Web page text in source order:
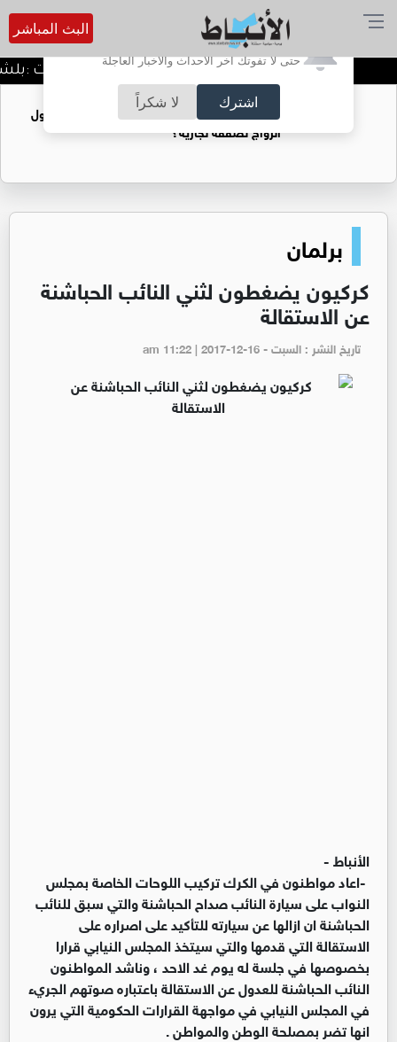
أترغب في تفعيل الإشعارات؟
حتى لا تفوتك آخر الأحداث والأخبار العاجلة
اشترك لا شكراً
البث المباشر
الدميسي لجماهير الوحدات :بلشنا بالمغرفة و
فتيات يستغللنه لتحقيق مكاسب مادية.. هل تحول
الزواج لصفقة تجارية؟
برلمان
كركيون يضغطون لثني النائب الحباشنة
عن الاستقالة
تاريخ النشر : السبت - am 11:22 | 2017-12-16
الأنباط -
-اعاد مواطنون في الكرك تركيب اللوحات الخاصة بمجلس
النواب على سيارة النائب صداح الحباشنة والتي سبق للنائب
الحباشنة ان ازالها عن سيارته للتأكيد على اصراره على
الاستقالة التي قدمها والتي سيتخذ المجلس النيابي قرارا
بخصوصها في جلسة له يوم غد الاحد ، وناشد المواطنون
النائب الحباشنة للعدول عن الاستقالة باعتباره صوتهم الجريء
في المجلس النيابي في مواجهة القرارات الحكومية التي يرون
انها تضر بمصلحة الوطن والمواطن .